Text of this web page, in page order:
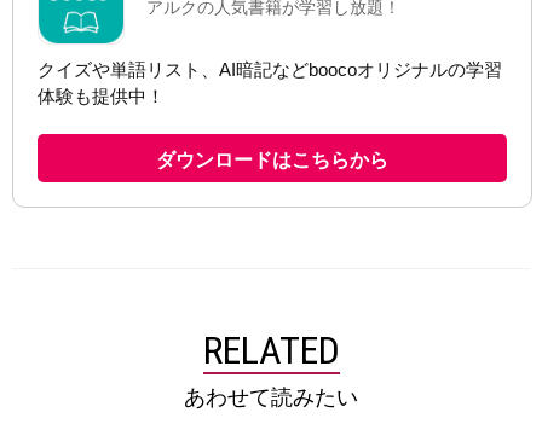
RELATED
あわせて読みたい